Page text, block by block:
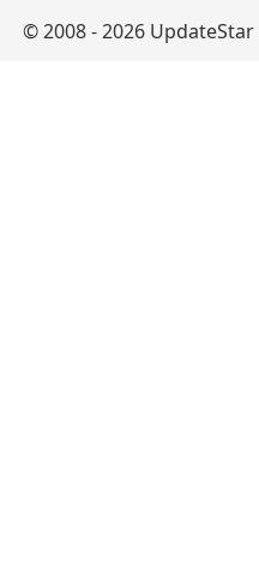
© 2008 - 2026 UpdateStar